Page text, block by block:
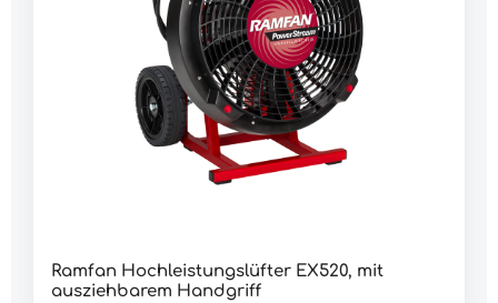
einfaches Manövrieren25 mm starker
Stahlrohrrahmenwassergeschützte und variable
Geschwindigkeitsregelung IntelliSense,
gleichbleibender und regelbarer
Luftstromausgerüstet mit PowerStream
LuftbündelungDaten:Rotor Ø: 40 cmLuftleistung
nach AMCA: 18.690 m³/hGeräusch (3 m): 84
dBMotor: 1.100 WAnschluss: 230 V 10 A
Anschlusskabel: 0,7 m mit druckwasserdichtem
Stecker IP68 Neigungswinkel: 0°-20° verstellbar
Ramfan Hochleistungslüfter EX520, mit
ausziehbarem Handgriff